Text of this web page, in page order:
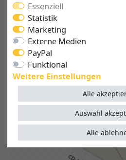
Essenziell
Statistik
Marketing
Externe Medien
PayPal
Funktional
Weitere Einstellungen
Alle
Alle
Auswahl